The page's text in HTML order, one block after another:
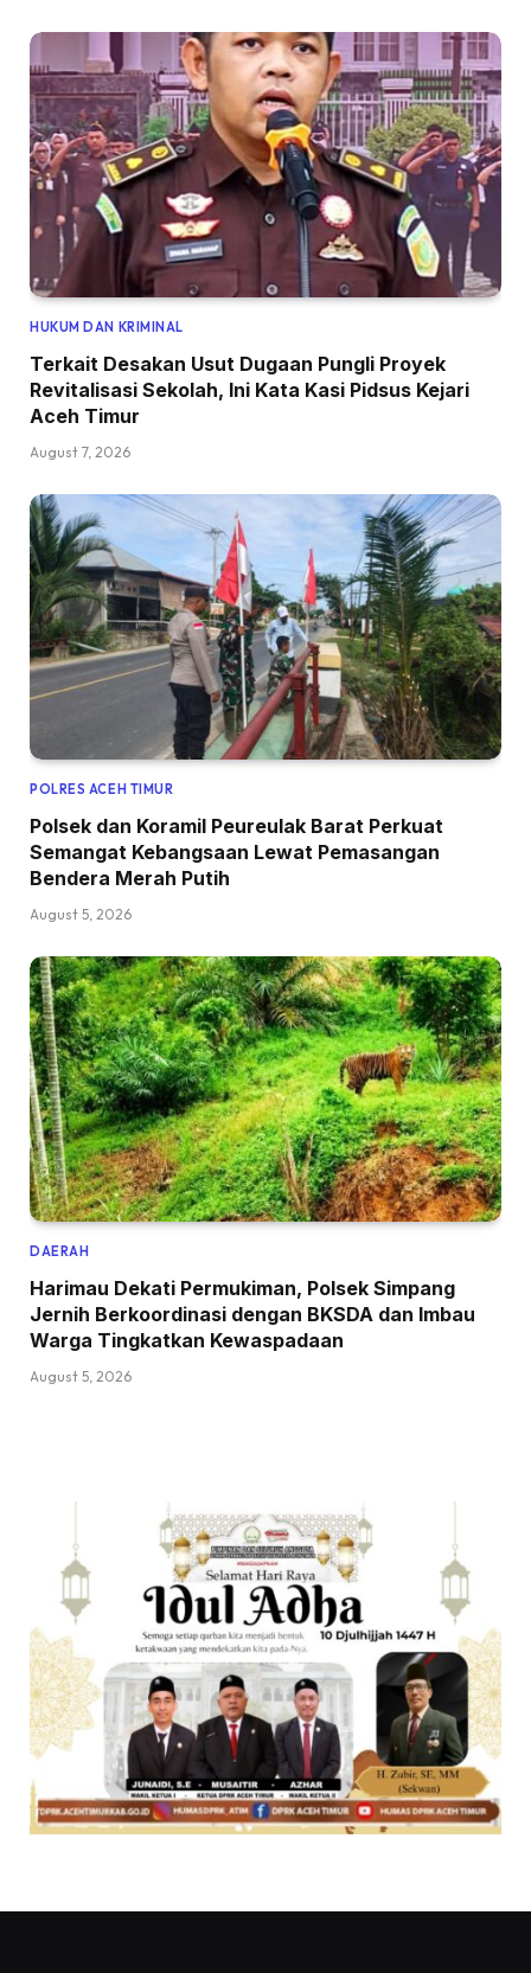
HUKUM DAN KRIMINAL
Terkait Desakan Usut Dugaan Pungli Proyek
Revitalisasi Sekolah, Ini Kata Kasi Pidsus Kejari
Aceh Timur
August 7, 2026
POLRES ACEH TIMUR
Polsek dan Koramil Peureulak Barat Perkuat
Semangat Kebangsaan Lewat Pemasangan
Bendera Merah Putih
August 5, 2026
DAERAH
Harimau Dekati Permukiman, Polsek Simpang
Jernih Berkoordinasi dengan BKSDA dan Imbau
Warga Tingkatkan Kewaspadaan
August 5, 2026